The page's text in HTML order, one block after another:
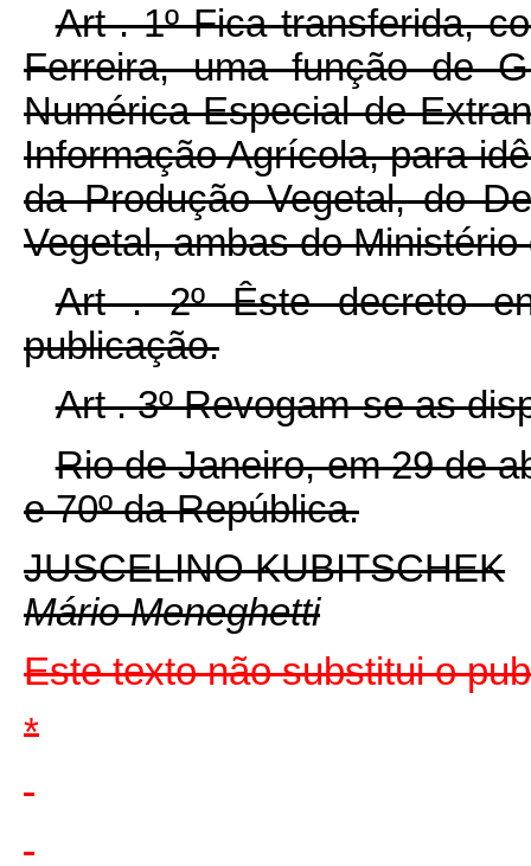
Art . 1º Fica transferida,
Ferreira, uma função de
Numérica Especial de
Informação Agrícola, para
da Produção Vegetal, do
Vegetal, ambas do
Art . 2º Êste decreto
publicação.
Art . 3º Revogam-se as
Rio de Janeiro, em 29 de
e 70º da República.
JUSCELINO KUBITSCHEK
Mário Meneghetti
Este texto não substitui o
*